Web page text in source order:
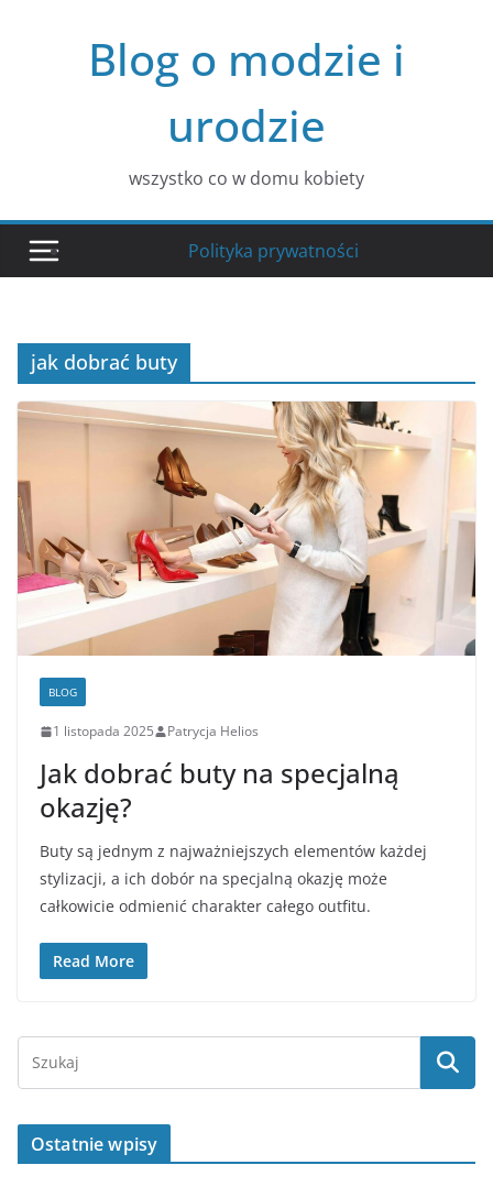
Blog o modzie i
urodzie
wszystko co w domu kobiety
Polityka prywatności
jak dobrać buty
BLOG
1 listopada 2025 Patrycja Helios
Jak dobrać buty na specjalną
okazję?
Buty są jednym z najważniejszych elementów każdej
stylizacji, a ich dobór na specjalną okazję może
całkowicie odmienić charakter całego outfitu.
Read More
Ostatnie wpisy